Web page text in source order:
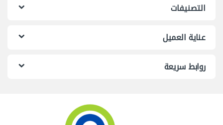
التصنيفات
عناية العميل
روابط سريعة